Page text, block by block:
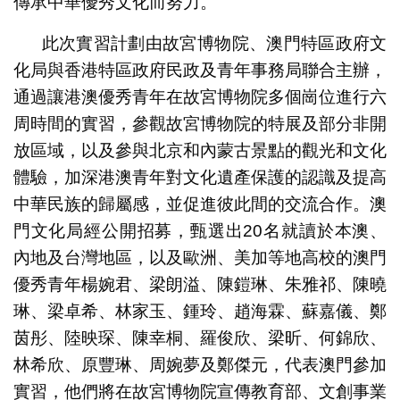
此次實習計劃由故宮博物院、澳門特區政府文
化局與香港特區政府民政及青年事務局聯合主辦，
通過讓港澳優秀青年在故宮博物院多個崗位進行六
周時間的實習，參觀故宮博物院的特展及部分非開
放區域，以及參與北京和內蒙古景點的觀光和文化
體驗，加深港澳青年對文化遺產保護的認識及提高
中華民族的歸屬感，並促進彼此間的交流合作。澳
門文化局經公開招募，甄選出20名就讀於本澳、
內地及台灣地區，以及歐洲、美加等地高校的澳門
優秀青年楊婉君、梁朗溢、陳鎧琳、朱雅祁、陳曉
琳、梁卓希、林家玉、鍾玲、趙海霖、蘇嘉儀、鄭
茵彤、陸映琛、陳幸桐、羅俊欣、梁昕、何錦欣、
林希欣、原豐琳、周婉夢及鄭傑元，代表澳門參加
實習，他們將在故宮博物院宣傳教育部、文創事業